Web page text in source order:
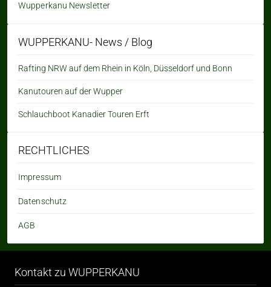
Wupperkanu Newsletter
WUPPERKANU- News / Blog
Rafting NRW auf dem Rhein in Köln, Düsseldorf und Bonn
Kanutouren auf der Wupper
Schlauchboot Kanadier Touren Erft
RECHTLICHES
Impressum
Datenschutz
AGB
Kontakt zu WUPPERKANU